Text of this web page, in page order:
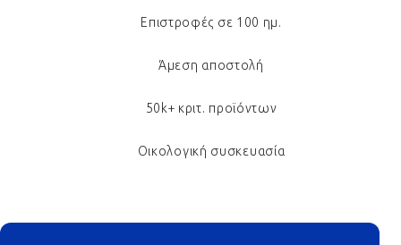
Επιστροφές σε 100 ημ.
Άμεση αποστολή
50k+ κριτ. προϊόντων
Οικολογική συσκευασία
Footer